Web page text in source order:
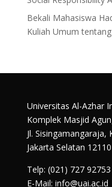
Bekali Mahasiswa
Kuliah Umum
Universitas Al-Azhar
Komplek Masjid
Jl. Sisingamangaraja,
Jakarta Selatan 12110
Telp: (021) 727 92753
E-Mail: info@uai.ac.id